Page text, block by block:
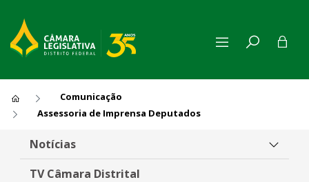
Comunicação
Assessoria de Imprensa Deputados
Assessoria de Imprensa
Notícias
TV Câmara Distrital